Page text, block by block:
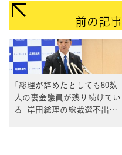
前の記事
「総理が辞めたとしても80数
人の裏金議員が残り続けてい
る」岸田総理の総裁選不出馬